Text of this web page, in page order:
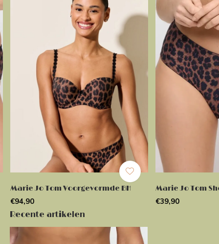
Marie Jo Tom Voorgevormde BH
€94,90
Marie Jo Tom
€39,90
Recente artikelen